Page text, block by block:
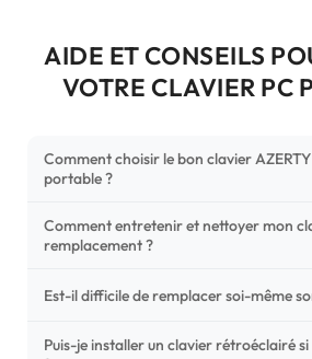
AIDE ET CONSEILS
VOTRE CLAVIER PC
Comment choisir le bon clavier
portable ?
Pour ne pas vous tromper, vérifiez trois
votre clavier d'origine : la disposition
photos HD) et l'emplacement des
Comment entretenir et nettoyer mon
remplacement ?
Un entretien régulier prolonge la vie de
poussières sous les mécanismes. Pour
Est-il difficile de remplacer soi-même
C'est une réparation accessible et très
Puis-je installer un clavier rétroéclairé si